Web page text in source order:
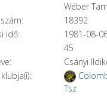
Wéber
18392
idő:
1981-08-
45
Csányi
Tsz